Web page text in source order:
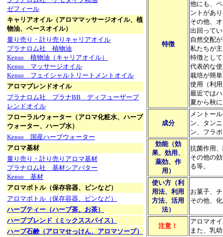
特徴
他にも、
ントがあ
その他、
出回って
自然交配
私たちが
特徴とし
代表的な
栽培が簡
使用（利
最近では
夏から秋
成分
メントー
ン、タン
ン、フラ
効能（効
果、効用、
薬効、作
用）
抗菌作用
その他の
る等。
使い方（利
用法、利用
方法、活用
法）
お菓子、
その他、
注意！
アロマオ
また、乳
ゼフィール
キャリアオイル（アロママッサージオイル、植
物油、ベースオイル）
量り売り・計り売りキャリアオイル
プラナロム社 植物油
Kenso 植物油（キャリアオイル）
Kenso マッサージオイル
Kenso フェイシャルトリートメントオイル
アロマブレンドオイル
プラナロム社 プラナBB ディフューザーブ
レンドオイル
フローラルウォーター（アロマ化粧水、ハーブ
ウォーター、ハーブ水）
Kenso 国産ハーブウォーター
アロマ基材
量り売り・計り売りアロマ基材
プラナロム社 基材シアバター
Kenso 基材
アロマボトル（保存容器、ビンなど）
アロマボトル（保存容器、ビンなど）
ハーブティー（ハーブ茶、お茶）
ハーブブレンド（ミックススパイス）
ハーブ石鹸（アロマせっけん、アロマソープ）